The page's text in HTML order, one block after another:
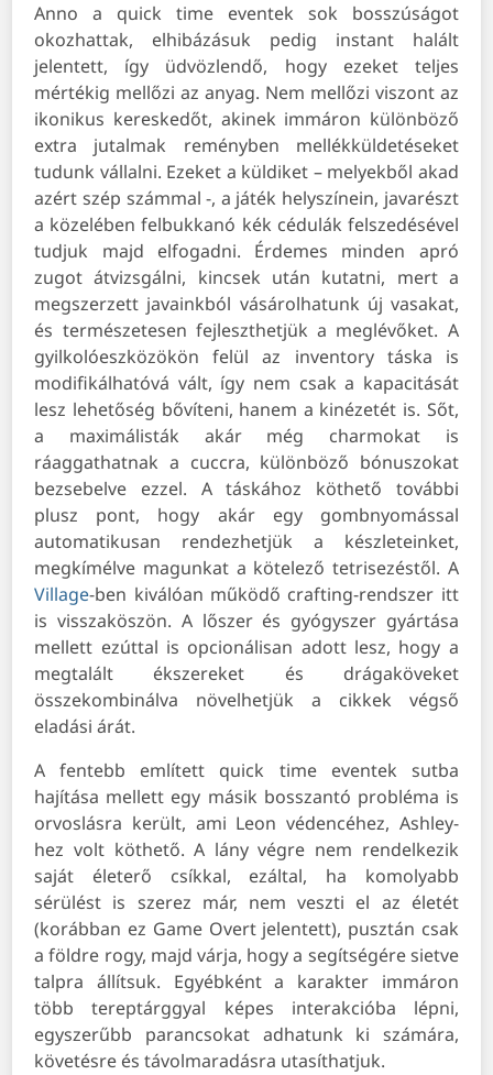
Anno a quick time eventek sok bosszúságot
okozhattak, elhibázásuk pedig instant halált
jelentett, így üdvözlendő, hogy ezeket teljes
mértékig mellőzi az anyag. Nem mellőzi viszont az
ikonikus kereskedőt, akinek immáron különböző
extra jutalmak reményben mellékküldetéseket
tudunk vállalni. Ezeket a küldiket – melyekből akad
azért szép számmal -, a játék helyszínein, javarészt
a közelében felbukkanó kék cédulák felszedésével
tudjuk majd elfogadni. Érdemes minden apró
zugot átvizsgálni, kincsek után kutatni, mert a
megszerzett javainkból vásárolhatunk új vasakat,
és természetesen fejleszthetjük a meglévőket. A
gyilkolóeszközökön felül az inventory táska is
modifikálhatóvá vált, így nem csak a kapacitását
lesz lehetőség bővíteni, hanem a kinézetét is. Sőt,
a maximálisták akár még charmokat is
ráaggathatnak a cuccra, különböző bónuszokat
bezsebelve ezzel. A táskához köthető további
plusz pont, hogy akár egy gombnyomással
automatikusan rendezhetjük a készleteinket,
megkímélve magunkat a kötelező tetrisezéstől. A
Village-ben kiválóan működő crafting-rendszer itt
is visszaköszön. A lőszer és gyógyszer gyártása
mellett ezúttal is opcionálisan adott lesz, hogy a
megtalált ékszereket és drágaköveket
összekombinálva növelhetjük a cikkek végső
eladási árát.
A fentebb említett quick time eventek sutba
hajítása mellett egy másik bosszantó probléma is
orvoslásra került, ami Leon védencéhez, Ashley-
hez volt köthető. A lány végre nem rendelkezik
saját életerő csíkkal, ezáltal, ha komolyabb
sérülést is szerez már, nem veszti el az életét
(korábban ez Game Overt jelentett), pusztán csak
a földre rogy, majd várja, hogy a segítségére sietve
talpra állítsuk. Egyébként a karakter immáron
több tereptárggyal képes interakcióba lépni,
egyszerűbb parancsokat adhatunk ki számára,
követésre és távolmaradásra utasíthatjuk.